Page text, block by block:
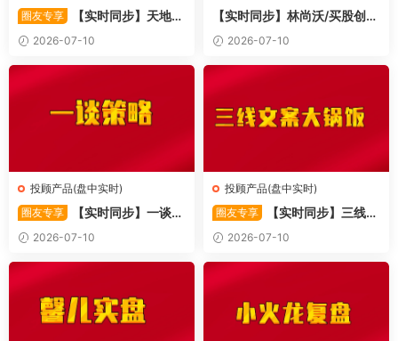
圈友专享
【实时同步】天地同
力 2026-07-10
【实时同步】林尚沃/买股创
业/北伐创业板
2026-07-10
投顾产品(盘中实时)
圈友专享
【实时同步】一谈策
略 2026-07-10
投顾产品(盘中实时)
圈友专享
【实时同步】三线文
案大锅饭
2026-07-10